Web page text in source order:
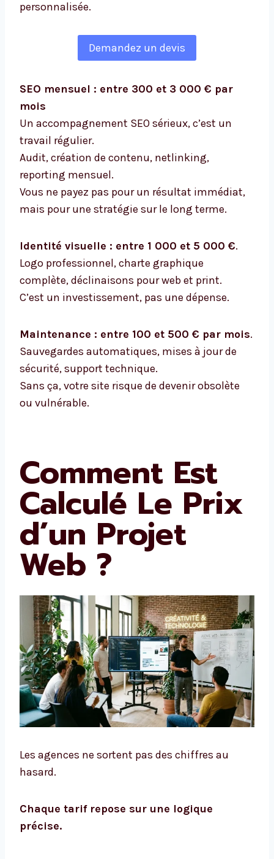
personnalisée.
Demandez un devis
SEO mensuel : entre 300 et 3 000 € par
mois
Un accompagnement SEO sérieux, c’est un
travail régulier.
Audit, création de contenu, netlinking,
reporting mensuel.
Vous ne payez pas pour un résultat immédiat,
mais pour une stratégie sur le long terme.
Identité visuelle : entre 1 000 et 5 000 €.
Logo professionnel, charte graphique
complète, déclinaisons pour web et print.
C’est un investissement, pas une dépense.
Maintenance : entre 100 et 500 € par mois.
Sauvegardes automatiques, mises à jour de
sécurité, support technique.
Sans ça, votre site risque de devenir obsolète
ou vulnérable.
Comment Est
Calculé Le Prix
d’un Projet
Web ?
Les agences ne sortent pas des chiffres au
hasard.
Chaque tarif repose sur une logique
précise.